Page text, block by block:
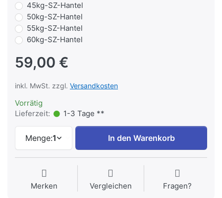
45kg-SZ-Hantel
50kg-SZ-Hantel
55kg-SZ-Hantel
60kg-SZ-Hantel
59,00 €
inkl. MwSt. zzgl. Versandkosten
Vorrätig
Lieferzeit:
1-3 Tage **
Menge:1 In den Warenkorb
Merken Vergleichen Fragen?